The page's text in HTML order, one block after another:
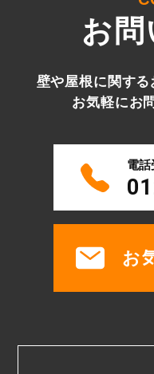
お
壁や屋根に関する
お気軽にお
電話
お